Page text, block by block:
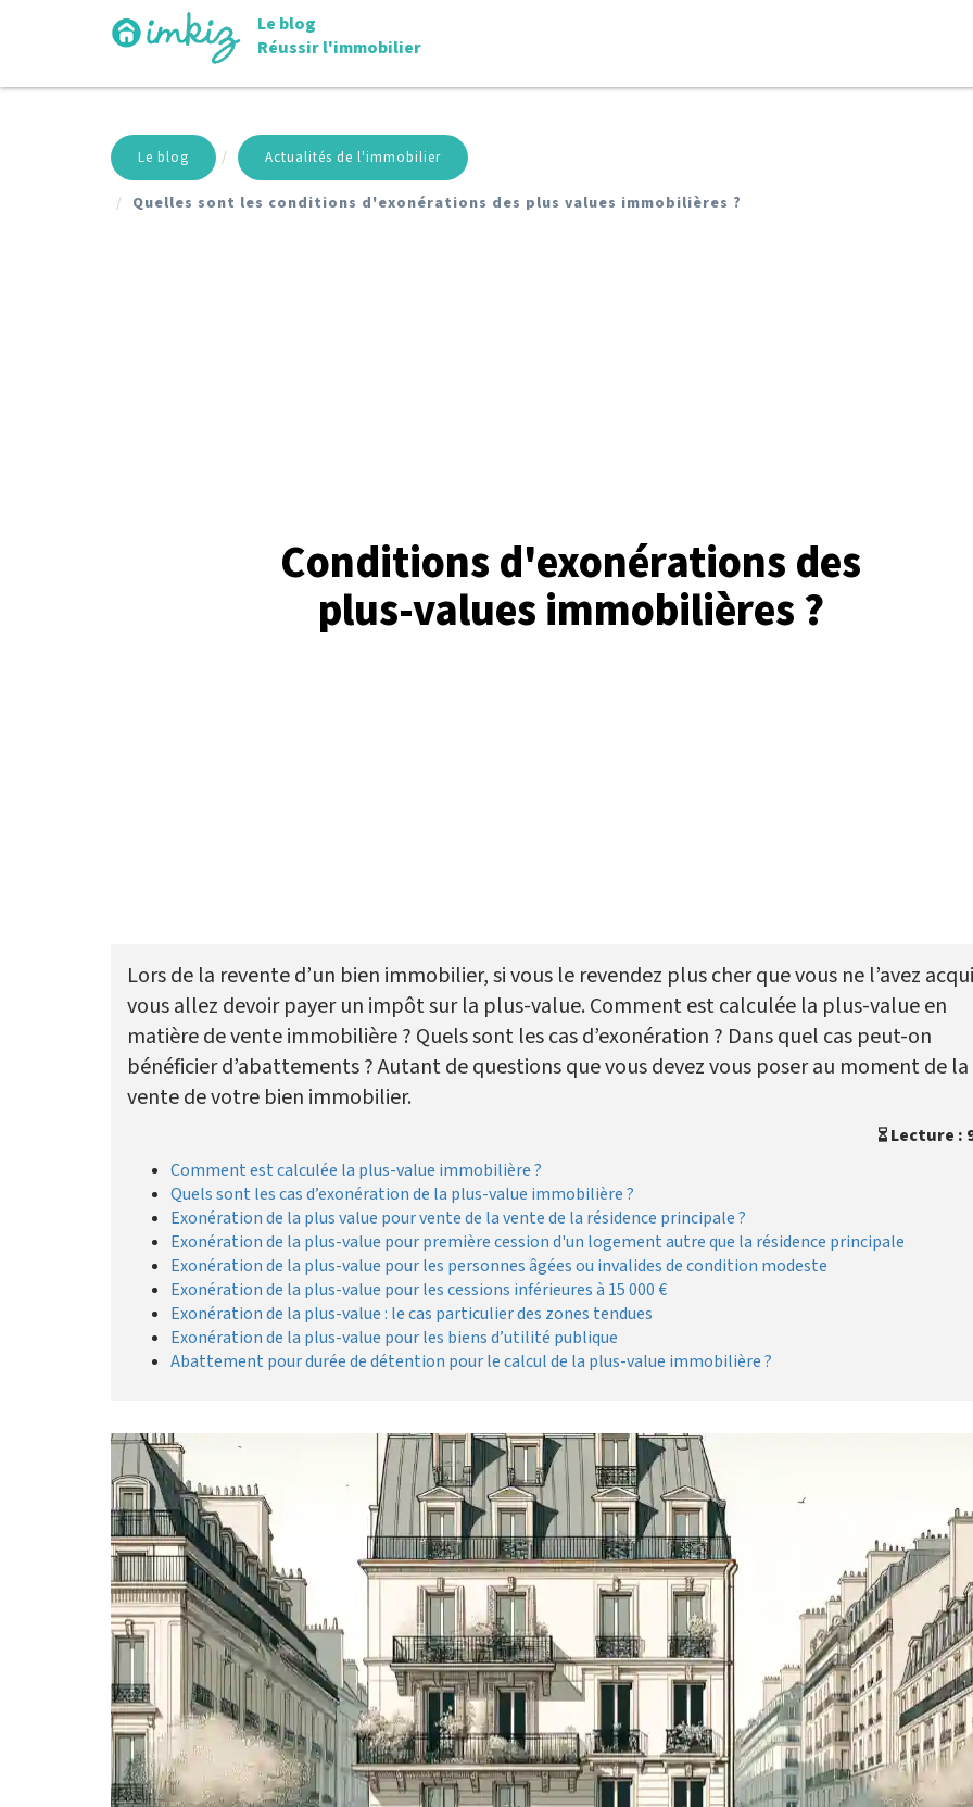
Le blog
Réussir l'immobilier
Le blog Actualités de l'immobilier
Quelles sont les conditions d'exonérations des plus values immobilières ?
Conditions d'exonérations des
plus-values immobilières ?
Lors de la revente d’un bien immobilier, si vous le revendez plus cher que vous ne l’avez
vous allez devoir payer un impôt sur la plus-value. Comment est calculée la plus-value en
matière de vente immobilière ? Quels sont les cas d’exonération ? Dans quel cas peut-on
bénéficier d’abattements ? Autant de questions que vous devez vous poser au moment de la
vente de votre bien immobilier.
Lecture :
Comment est calculée la plus-value immobilière ?
Quels sont les cas d’exonération de la plus-value immobilière ?
Exonération de la plus value pour vente de la vente de la résidence principale ?
Exonération de la plus-value pour première cession d'un logement autre que la résidence principale
Exonération de la plus-value pour les personnes âgées ou invalides de condition modeste
Exonération de la plus-value pour les cessions inférieures à 15 000 €
Exonération de la plus-value : le cas particulier des zones tendues
Exonération de la plus-value pour les biens d’utilité publique
Abattement pour durée de détention pour le calcul de la plus-value immobilière ?